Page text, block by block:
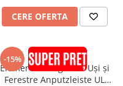
CERE OFERTA
-15% pröfilu
Element de Legătură Uși și
Ferestre Anputzleiste UL